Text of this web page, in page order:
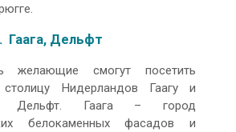
Гаага, Дельфт
желающие смогут посетить
Нидерландов Гаагу и
Дельфт. Гаага – город
белокаменных фасадов и